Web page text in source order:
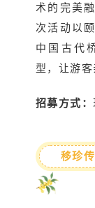
术的完美
次活动以
中国古代
型，让游
招募方式：
移珍